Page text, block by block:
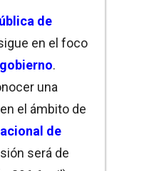
de
en el foco
.
una
en el ámbito de
de
será de